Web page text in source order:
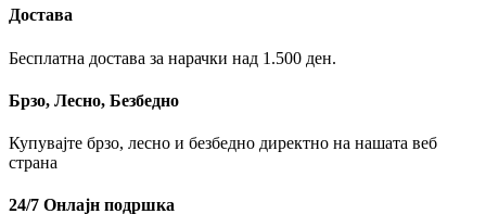
Достава
Бесплатна достава за нарачки над 1.500 ден.
Брзо, Лесно, Безбедно
Купувајте брзо, лесно и безбедно директно на нашата веб
страна
24/7 Онлајн подршка